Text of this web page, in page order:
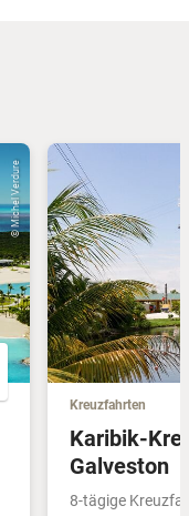
© Michel Verdure
Kreuzfahrten
Karibik-
Galveston
8-tägige